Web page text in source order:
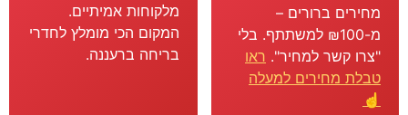
מחירים ברורים –
מ-₪100 למשתתף. בלי
"צרו קשר למחיר". ראו
טבלת מחירים למעלה
☝
מלקוחות אמיתיים.
המקום הכי מומלץ לחדרי
בריחה ברעננה.